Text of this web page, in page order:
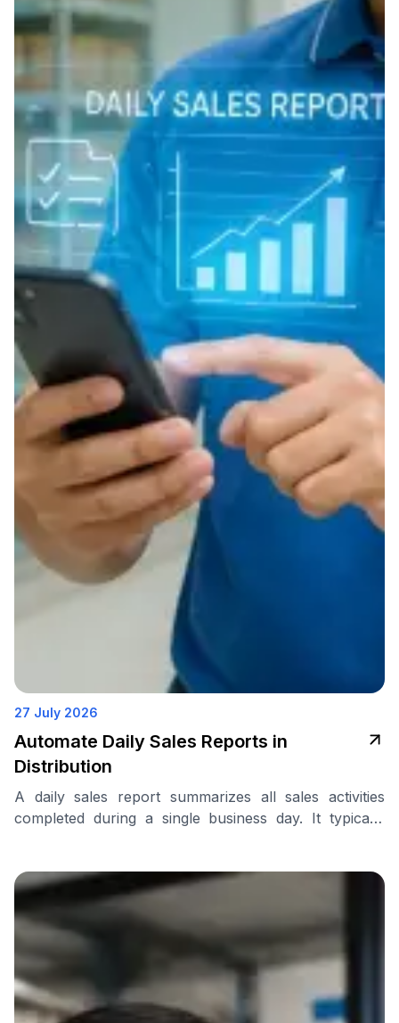
27 July 2026
Automate Daily Sales Reports in
Distribution
A daily sales report summarizes all sales activities
completed during a single business day. It typically